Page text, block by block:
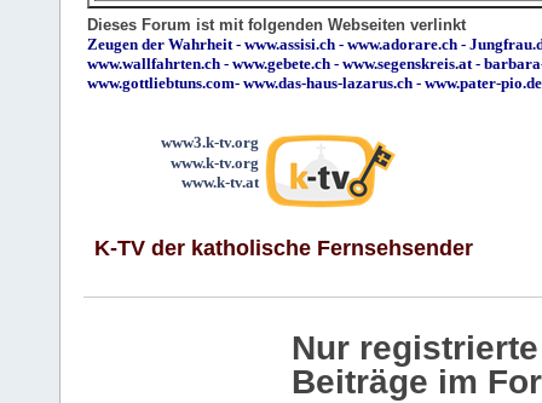
Dieses Forum ist mit folgenden Webseiten verlinkt
Zeugen der Wahrheit- www.assisi.ch - www.adorare.ch -
www.wallfahrten.ch - www.gebete.ch - www.segenskreis.at-
www.gottliebtuns.com- www.das-haus-lazarus.ch - www.pater-pio.de
www3.k-tv.org
www.k-tv.org
www.k-tv.at
K-TV der katholische Fernsehsender
Nur
Beiträge im